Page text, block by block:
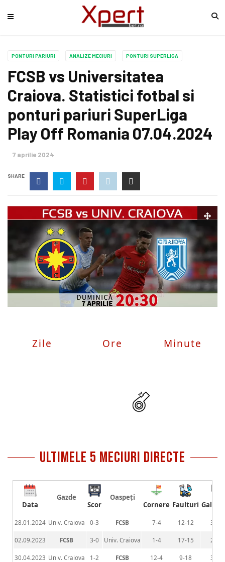
PONTURI PARIURI ANALIZE MECIURI PONTURI SUPERLIGA
FCSB vs Universitatea
Craiova. Statistici fotbal si
ponturi pariuri SuperLiga
Play Off Romania 07.04.2024
7 aprilie 2024
SHARE
Zile Ore Minute
ultimele 5 meciuri directe
Data
Gazde
Scor
Oaspeți
Cornere Faulturi
28.01.2024 Univ. Craiova 0-3 FCSB 7-4 12-12 3-2
02.09.2023 FCSB 3-0 Univ. Craiova 1-4 17-15 2-7
30.04.2023 Univ. Craiova 1-2 FCSB 12-4 9-18 3-6